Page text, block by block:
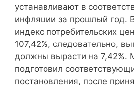
устанавливают в
инфляции за прошлый год.
индекс потребительских
107,42%, следовательно,
должны вырасти на 7,42%.
подготовил
постановления, после